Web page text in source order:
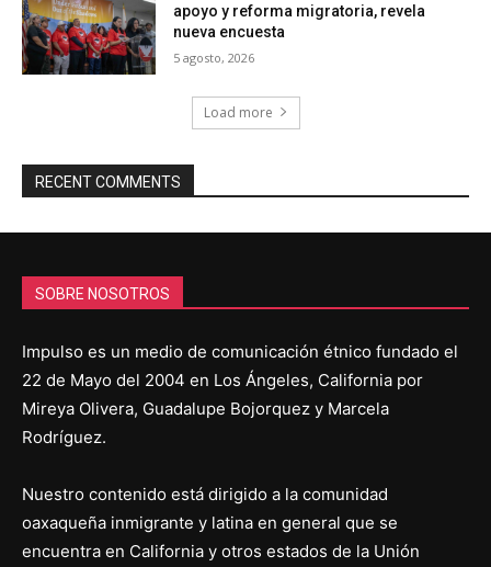
apoyo y reforma migratoria, revela
nueva encuesta
5 agosto, 2026
Load more
RECENT COMMENTS
SOBRE NOSOTROS
Impulso es un medio de comunicación étnico fundado el
22 de Mayo del 2004 en Los Ángeles, California por
Mireya Olivera, Guadalupe Bojorquez y Marcela
Rodríguez.
Nuestro contenido está dirigido a la comunidad
oaxaqueña inmigrante y latina en general que se
encuentra en California y otros estados de la Unión